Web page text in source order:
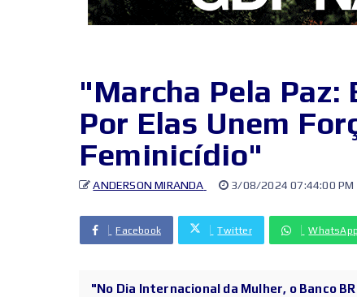
"Marcha Pela
Por Elas Unem
Feminicídio"
ANDERSON MIRANDA 3/08/2024 07:44:00 PM
Facebook Twitter WhatsApp
"No Dia Internacional da Mulher, o Banco